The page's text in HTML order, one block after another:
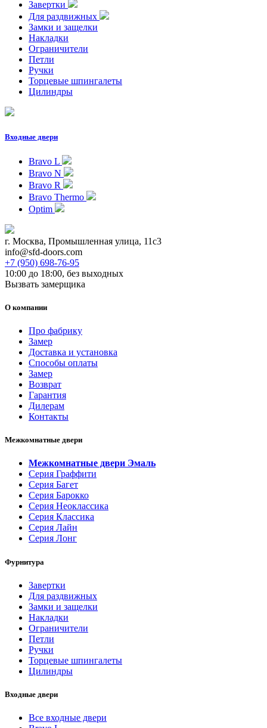
Завертки
Для раздвижных
Замки и защелки
Накладки
Ограничители
Петли
Ручки
Торцевые шпингалеты
Цилиндры
Входные двери
Bravo L
Bravo N
Bravo R
Bravo Thermo
Optim
г. Москва, Промышленная улица, 11с3
info@sfd-doors.com
+7 (950) 698-76-95
10:00 до 18:00, без выходных
Вызвать замерщика
О компании
Про фабрику
Замер
Доставка и установка
Способы оплаты
Замер
Возврат
Гарантия
Дилерам
Контакты
Межкомнатные двери
Межкомнатные двери Эмаль
Серия Граффити
Серия Багет
Серия Барокко
Серия Неоклассика
Серия Классика
Серия Лайн
Серия Лонг
Фурнитура
Завертки
Для раздвижных
Замки и защелки
Накладки
Ограничители
Петли
Ручки
Торцевые шпингалеты
Цилиндры
Входные двери
Все входные двери